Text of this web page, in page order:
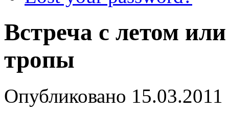
Встреча с летом
тропы
Опубликовано 15.03.2011